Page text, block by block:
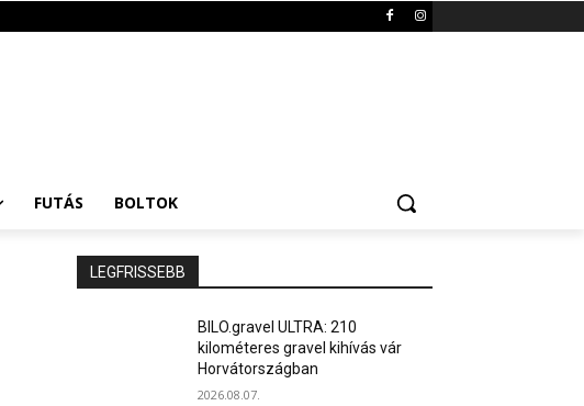
FUTÁS BOLTOK
LEGFRISSEBB
BILO.gravel ULTRA: 210
kilométeres gravel kihívás vár
Horvátországban
2026.08.07.